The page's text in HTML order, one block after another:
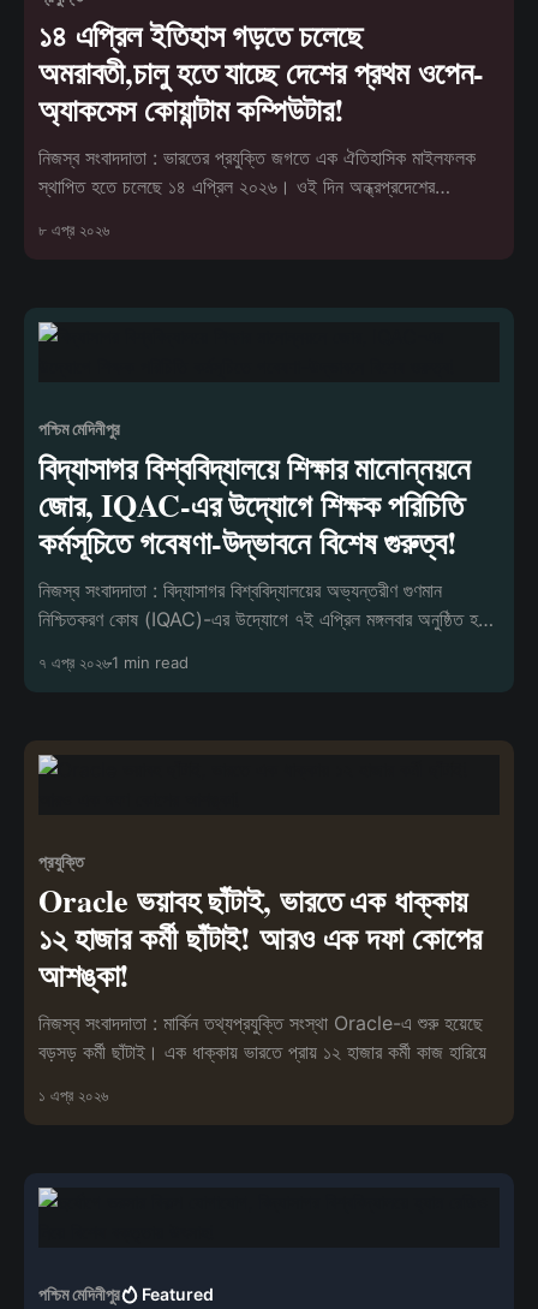
১৪ এপ্রিল ইতিহাস গড়তে চলেছে
অমরাবতী,চালু হতে যাচ্ছে দেশের প্রথম ওপেন-
অ্যাকসেস কোয়ান্টাম কম্পিউটার!
নিজস্ব সংবাদদাতা : ভারতের প্রযুক্তি জগতে এক ঐতিহাসিক মাইলফলক
স্থাপিত হতে চলেছে ১৪ এপ্রিল ২০২৬। ওই দিন অন্ধ্রপ্রদেশের
৮ এপ্র ২০২৬
পশ্চিম মেদিনীপুর
বিদ্যাসাগর বিশ্ববিদ্যালয়ে শিক্ষার মানোন্নয়নে
জোর, IQAC-এর উদ্যোগে শিক্ষক পরিচিতি
কর্মসূচিতে গবেষণা-উদ্ভাবনে বিশেষ গুরুত্ব!
নিজস্ব সংবাদদাতা : বিদ্যাসাগর বিশ্ববিদ্যালয়ের অভ্যন্তরীণ গুণমান
নিশ্চিতকরণ কোষ (IQAC)-এর উদ্যোগে ৭ই এপ্রিল মঙ্গলবার অনুষ্ঠিত হল
৭ এপ্র ২০২৬1 min read
প্রযুক্তি
Oracle ভয়াবহ ছাঁটাই, ভারতে এক ধাক্কায়
১২ হাজার কর্মী ছাঁটাই! আরও এক দফা কোপের
আশঙ্কা!
নিজস্ব সংবাদদাতা : মার্কিন তথ্যপ্রযুক্তি সংস্থা Oracle-এ শুরু হয়েছে
বড়সড় কর্মী ছাঁটাই। এক ধাক্কায় ভারতে প্রায় ১২ হাজার কর্মী কাজ হারিয়ে
১ এপ্র ২০২৬
পশ্চিম মেদিনীপুর Featured